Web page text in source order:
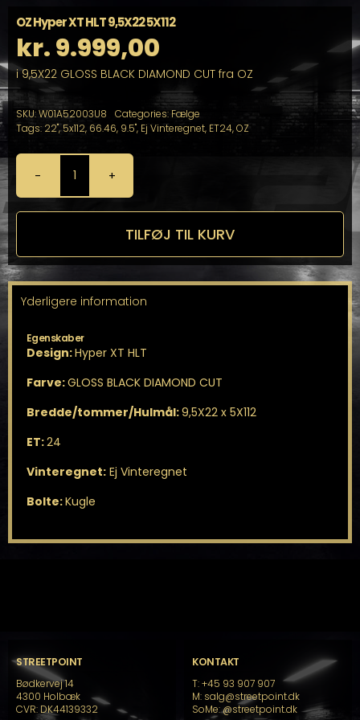
OZ Hyper XT HLT 9,5X22 5X112
kr.9.999,00
i 9,5X22 GLOSS BLACK DIAMOND CUT fra OZ
SKU:W01A52003U8 Categories: Fælge
Tags: 22",5x112, 66.46, 9.5", Ej Vinteregnet, ET24,OZ
OZ
Hyper
XT
5X112
TILFØJ TIL KURV
Yderligere information
Egenskaber
Design:Hyper XT HLT
Farve:GLOSS BLACK DIAMOND CUT
Bredde/tommer/Hulmål:9,5X22 x 5X112
ET:24
Vinteregnet:Ej Vinteregnet
Bolte:Kugle
STREETPOINT
Bødkervej 14
4300 Holbæk
CVR: DK44139332
KONTAKT
T: +45 93 907 907
M: salg@streetpoint.dk
SoMe:@streetpoint.dk